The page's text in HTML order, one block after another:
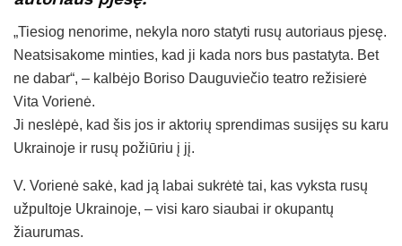
„Tiesiog nenorime, nekyla noro statyti rusų autoriaus pjesę.
Neatsisakome minties, kad ji kada nors bus pastatyta. Bet
ne dabar“, – kalbėjo Boriso Dauguviečio teatro režisierė
Vita Vorienė.
Ji neslėpė, kad šis jos ir aktorių sprendimas susijęs su karu
Ukrainoje ir rusų požiūriu į jį.
V. Vorienė sakė, kad ją labai sukrėtė tai, kas vyksta rusų
užpultoje Ukrainoje, – visi karo siaubai ir okupantų
žiaurumas.